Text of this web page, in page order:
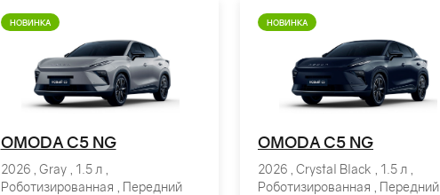
НОВИНКА
OMODA C5 NG
2026 , Gray , 1.5 л ,
Роботизированная , Передний
НОВИНКА
OMODA C5 NG
2026 , Crystal Black , 1.5 л ,
Роботизированная , Передний